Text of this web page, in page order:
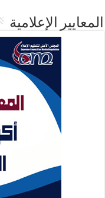
المعايير الإعلامية